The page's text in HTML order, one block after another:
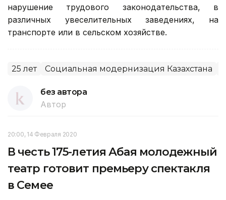
нарушение трудового законодательства, в
различных увеселительных заведениях, на
транспорте или в сельском хозяйстве.
25 лет Социальная модернизация Казахстана
без автора
Автор
20:00, 14 Февраля 2020
В честь 175-летия Абая молодежный
театр готовит премьеру спектакля
в Семее